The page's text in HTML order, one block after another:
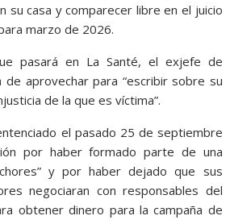
su casa y comparecer libre en el juicio
marzo de 2026.
pasará en La Santé, el exjefe de
de aprovechar para “escribir sobre su
de la que es víctima”.
el pasado 25 de septiembre
por haber formado parte de una
y por haber dejado que sus
negociaran con responsables del
obtener dinero para la campaña de